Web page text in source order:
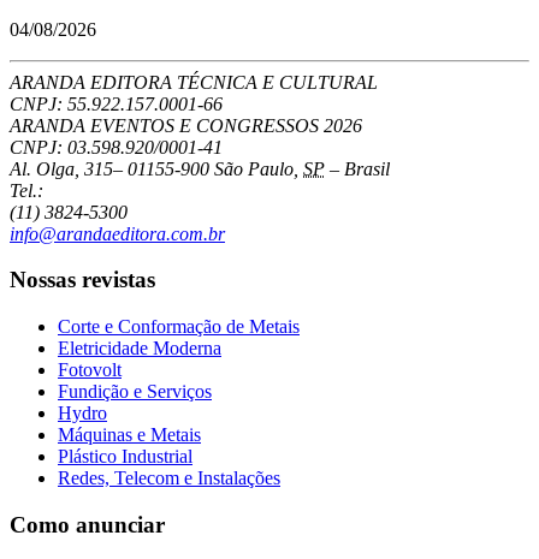
04/08/2026
ARANDA EDITORA TÉCNICA E CULTURAL
CNPJ: 55.922.157.0001-66
ARANDA EVENTOS E CONGRESSOS 2026
CNPJ: 03.598.920/0001-41
Al. Olga, 315– 01155-900 São Paulo SP – Brasil
Tel.:
(11) 3824-5300
info@arandaeditora.com.br
Nossas revistas
Corte e Conformação de Metais
Eletricidade Moderna
Fotovolt
Fundição e Serviços
Hydro
Máquinas e Metais
Plástico Industrial
Redes, Telecom e Instalações
Como anunciar